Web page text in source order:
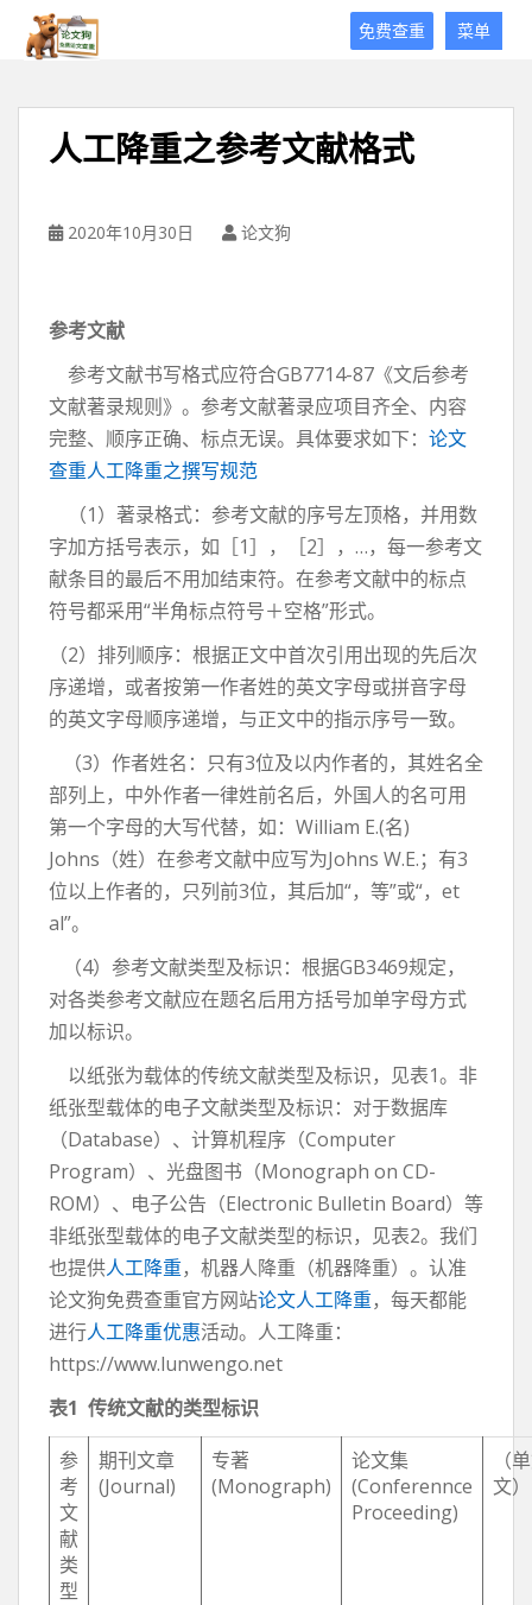
菜单
免费查重
人工降重之参考文献格式
2020年10月30日 论文狗
参考文献
参考文献书写格式应符合GB7714-87《文后参考
文献著录规则》。参考文献著录应项目齐全、内容
完整、顺序正确、标点无误。具体要求如下： 论文
查重人工降重之撰写规范
（1）著录格式：参考文献的序号左顶格，并用数
字加方括号表示，如［1］，［2］，…，每一参考文
献条目的最后不用加结束符。在参考文献中的标点
符号都采用“半角标点符号＋空格”形式。
（2）排列顺序：根据正文中首次引用出现的先后次
序递增，或者按第一作者姓的英文字母或拼音字母
的英文字母顺序递增，与正文中的指示序号一致。
（3）作者姓名：只有3位及以内作者的，其姓名全
部列上，中外作者一律姓前名后，外国人的名可用
第一个字母的大写代替，如：William E.(名)
Johns（姓）在参考文献中应写为Johns W.E.；有3
位以上作者的，只列前3位，其后加“，等”或“，et
al”。
（4）参考文献类型及标识：根据GB3469规定，
对各类参考文献应在题名后用方括号加单字母方式
加以标识。
以纸张为载体的传统文献类型及标识，见表1。非
纸张型载体的电子文献类型及标识：对于数据库
（Database）、计算机程序（Computer
Program）、光盘图书（Monograph on CD-
ROM）、电子公告（Electronic Bulletin Board）等
非纸张型载体的电子文献类型的标识，见表2。我们
也提供人工降重，机器人降重（机器降重）。认准
论文狗免费查重官方网站论文人工降重，每天都能
进行人工降重优惠活动。人工降重：
https://www.lunwengo.net
表1 传统文献的类型标识
参
考
文
献
类
型
期刊文章
(Journal)
专著
(Monograph)
论文集
(Conferennce
Proceeding)
（
文）